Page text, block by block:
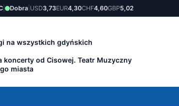
Dobra USD3,73EUR4,30CHF4,60GBP5,02
na wszystkich gdyńskich
koncerty od Cisowej. Teatr Muzyczny
miasta